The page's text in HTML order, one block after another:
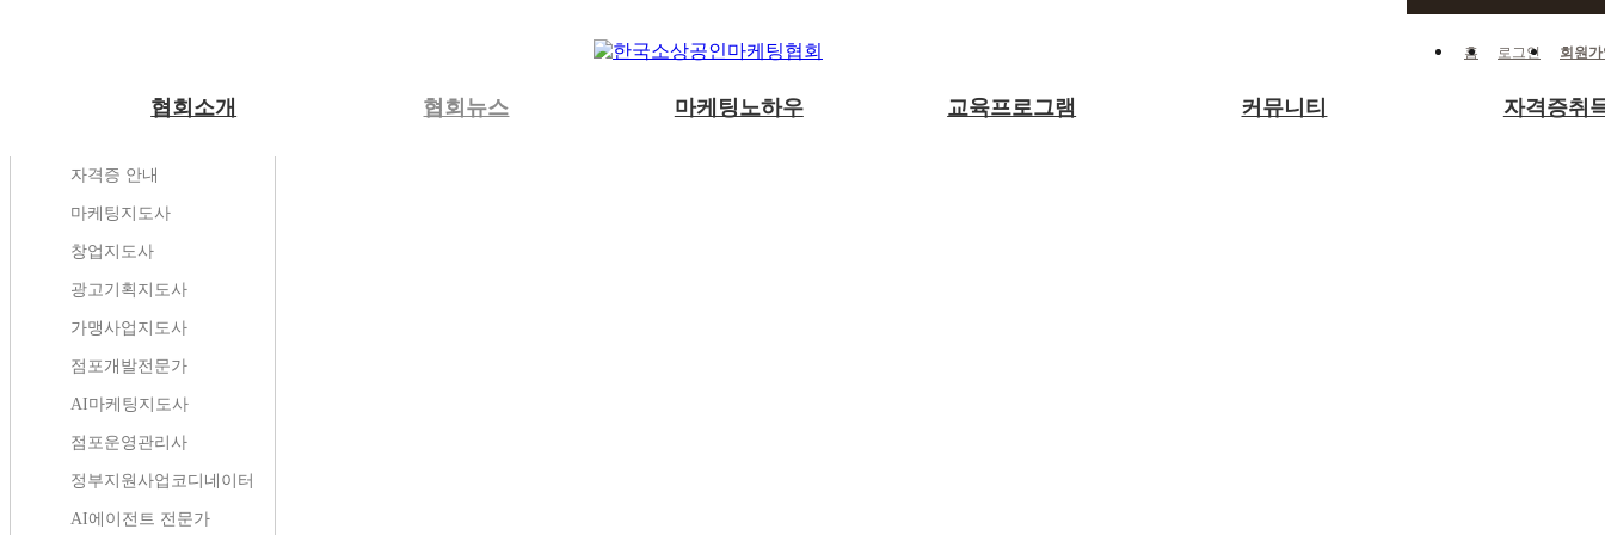
홈 로그인 회원
협회소개
인사말
조직도
오시는길
미션
활동영역
협회뉴스
공지사항
지회소식
지회안내
협회앨범
보도자료
협회 소식지
마케팅노하우
전환마케팅
유입마케팅
무료마케팅자료
교육프로그램
자격증과정
전문교육과정
교육과정
자격증시험일정
커뮤니티
온라인상담
캠페인
자주하는질문
정책/칼럼
공식지정업체
성공사례
소상공인방송
수강후기
자격증취
자격증 안내
마케팅지도사
창업지도사
광고기획지도사
가맹사업지도사
점포개발전문가
AI마케팅지도사
점포운영관리사
정부지원사업코디네이터
AI에이전트 전문가